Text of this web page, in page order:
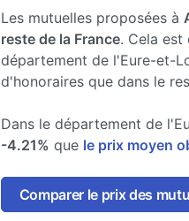
Les mutuelles proposées à
reste de la France. Cela est
département de l'Eure-et-
d'honoraires que dans le
Dans le département de
-4.21% que le prix moyen
Comparer le prix des